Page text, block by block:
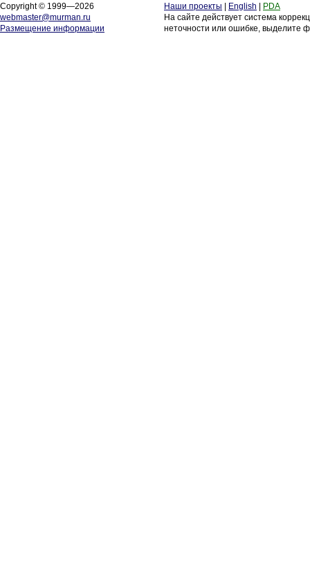
Copyright © 1999—2026
webmaster@murman.ru
Размещение информации
Наши проекты English
PDA
На сайте действует система
неточности или ошибке, выделите